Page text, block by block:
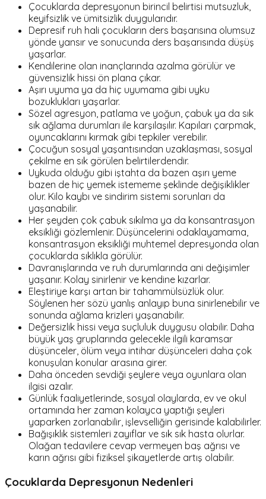
Çocuklarda depresyonun birincil belirtisi mutsuzluk,
keyifsizlik ve ümitsizlik duygularıdır.
Depresif ruh hali çocukların ders başarısına olumsuz
yönde yansır ve sonucunda ders başarısında düşüş
yaşarlar.
Kendilerine olan inançlarında azalma görülür ve
güvensizlik hissi ön plana çıkar.
Aşırı uyuma ya da hiç uyumama gibi uyku
bozuklukları yaşarlar.
Sözel agresyon, patlama ve yoğun, çabuk ya da sık
sık ağlama durumları ile karşılaşılır. Kapıları çarpmak,
oyuncaklarını kırmak gibi tepkiler verebilir.
Çocuğun sosyal yaşantısından uzaklaşması, sosyal
çekilme en sık görülen belirtilerdendir.
Uykuda olduğu gibi iştahta da bazen aşırı yeme
bazen de hiç yemek istememe şeklinde değişiklikler
olur. Kilo kaybı ve sindirim sistemi sorunları da
yaşanabilir.
Her şeyden çok çabuk sıkılma ya da konsantrasyon
eksikliği gözlemlenir. Düşüncelerini odaklayamama,
konsantrasyon eksikliği muhtemel depresyonda olan
çocuklarda sıklıkla görülür.
Davranışlarında ve ruh durumlarında ani değişimler
yaşanır. Kolay sinirlenir ve kendine kızarlar.
Eleştiriye karşı artan bir tahammülsüzlük olur.
Söylenen her sözü yanlış anlayıp buna sinirlenebilir ve
sonunda ağlama krizleri yaşanabilir.
Değersizlik hissi veya suçluluk duygusu olabilir. Daha
büyük yaş gruplarında gelecekle ilgili karamsar
düşünceler, ölüm veya intihar düşünceleri daha çok
konuşulan konular arasına girer.
Daha önceden sevdiği şeylere veya oyunlara olan
ilgisi azalır.
Günlük faaliyetlerinde, sosyal olaylarda, ev ve okul
ortamında her zaman kolayca yaptığı şeyleri
yaparken zorlanabilir, işlevselliğin gerisinde kalabilirler.
Bağışıklık sistemleri zayıflar ve sık sık hasta olurlar.
Olağan tedavilere cevap vermeyen baş ağrısı ve
karın ağrısı gibi fiziksel şikayetlerde artış olabilir.
Çocuklarda Depresyonun Nedenleri